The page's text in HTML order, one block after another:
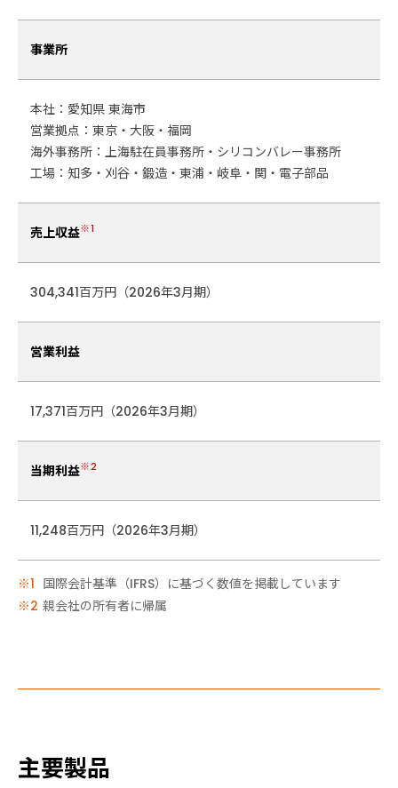
事業所
本社：愛知県 東海市
営業拠点：東京・大阪・福岡
海外事務所：上海駐在員事務所・シリコンバレー事務所
工場：知多・刈谷・鍛造・東浦・岐阜・関・電子部品
売上収益※1
304,341百万円（2026年3月期）
営業利益
17,371百万円（2026年3月期）
当期利益※2
11,248百万円（2026年3月期）
国際会計基準（IFRS）に基づく数値を掲載しています
親会社の所有者に帰属
主要製品